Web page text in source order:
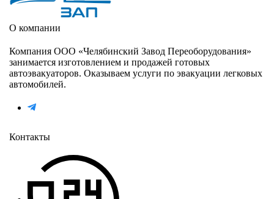
О компании
Компания ООО «Челябинский Завод Переоборудования»
занимается изготовлением и продажей готовых
автоэвакуаторов. Оказываем услуги по эвакуации легковых
автомобилей.
Контакты